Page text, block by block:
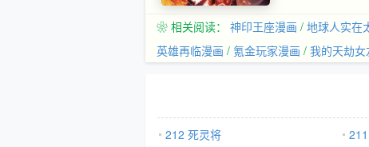
❀ 相关阅读： 神印王座漫画 / 地球人实在
英雄再临漫画 / 氪金玩家漫画 / 我的天劫女
212 死灵将